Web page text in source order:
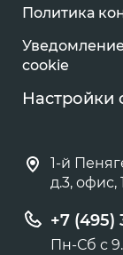
Политика
cookie
Настройки
1-й
д.3, офис,
+7 (495)
Пн-Сб с